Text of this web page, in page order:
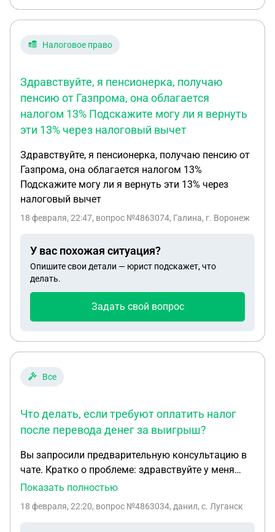
этот ребёнок по суду признать брата отцом после
раньше вопрос о признании отцовства не
Налоговое право
Здравствуйте, я пенсионерка, получаю
пенсию от Газпрома, она облагается
налогом 13% Подскажите могу ли я вернуть
эти 13% через налоговый вычет
Здравствуйте, я пенсионерка, получаю пенсию от
Газпрома, она облагается налогом 13%
Подскажите могу ли я вернуть эти 13% через
налоговый вычет
18 февраля, 22:47, вопрос №4863074, Галина, г. Воронеж
У вас похожая ситуация?
Опишите свои детали — юрист подскажет, что
делать.
Задать свой вопрос
Все
Что делать, если требуют оплатить налог
после перевода денег за выигрыш?
Вы запросили предварительную консультацию в
чате. Кратко о проблеме: здравствуйте у меня
меня проблема я нашел человека получается
ну я скинул потом он сказал что надо оплатить
Показать полностью
18 февраля, 22:20, вопрос №4863034, данил, с. Луганск